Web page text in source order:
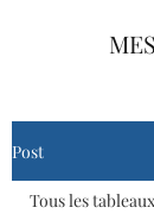
Post
Tous les tableaux